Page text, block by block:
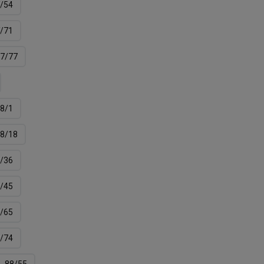
54
71
7/77
8/1
8/18
36
45
65
74